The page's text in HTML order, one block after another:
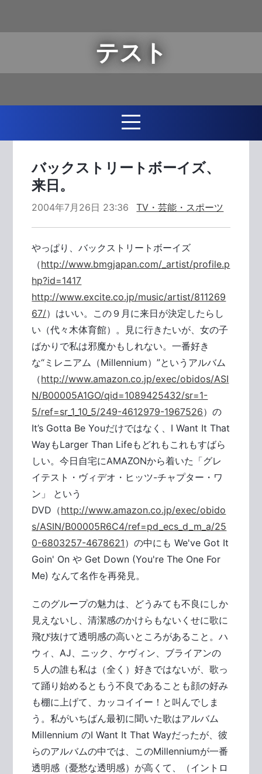
テスト
バックストリートボーイズ、
来日。
2004年7月26日 23:36 TV・芸能・スポーツ
やっぱり、バックストリートボーイズ
（http://www.bmgjapan.com/_artist/profile.p
hp?id=1417
http://www.excite.co.jp/music/artist/811269
67/）はいい。この９月に来日が決定したらし
い（代々木体育館）。見に行きたいが、女の子
ばかりで私は邪魔かもしれない。一番好き
な“ミレニアム（Millennium）”というアルバム
（http://www.amazon.co.jp/exec/obidos/ASI
N/B00005A1GO/qid=1089425432/sr=1-
5/ref=sr_1_10_5/249-4612979-1967526）の
It’s Gotta Be Youだけではなく、I Want It That
WayもLarger Than Lifeもどれもこれもすばら
しい。今日自宅にAMAZONから着いた「グレ
イテスト・ヴィデオ・ヒッツ-チャプター・ワ
ン」 という
DVD（http://www.amazon.co.jp/exec/obido
s/ASIN/B00005R6C4/ref=pd_ecs_d_m_a/25
0-6803257-4678621）の中にも We've Got It
Goin' On や Get Down (You're The One For
Me) なんて名作を再発見。
このグループの魅力は、どうみても不良にしか
見えないし、清潔感のかけらもないくせに歌に
飛び抜けて透明感の高いところがあること。ハ
ウィ、AJ、ニック、ケヴィン、ブライアンの
５人の誰も私は（全く）好きではないが、歌っ
て踊り始めるともう不良であることも顔の好み
も棚に上げて、カッコイイー！と叫んでしま
う。私がいちばん最初に聞いた歌はアルバム
Millennium のI Want It That Wayだったが、彼
らのアルバムの中では、このMillenniumが一番
透明感（憂愁な透明感）が高くて、（イントロ